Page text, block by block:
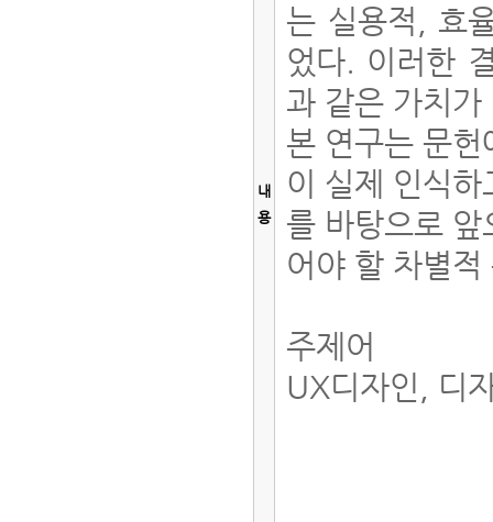
내
용
는 실용적, 효
었다. 이러한
과 같은 가치
본 연구는 문
이 실제 인식
를 바탕으로
어야 할 차별
주제어
UX디자인, 디